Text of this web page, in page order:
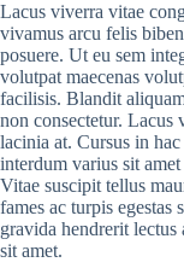
Lacus viverra vitae
vivamus arcu felis
posuere. Ut eu sem
volutpat maecenas
facilisis. Blandit
non consectetur. Lacus
lacinia at. Cursus in
interdum varius sit
Vitae suscipit tellus
fames ac turpis egestas
gravida hendrerit lectus
sit amet.